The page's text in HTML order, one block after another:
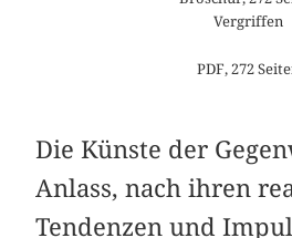
Vergriffen
PDF, 272
Die Künste der
Anlass, nach ihren
Tendenzen und